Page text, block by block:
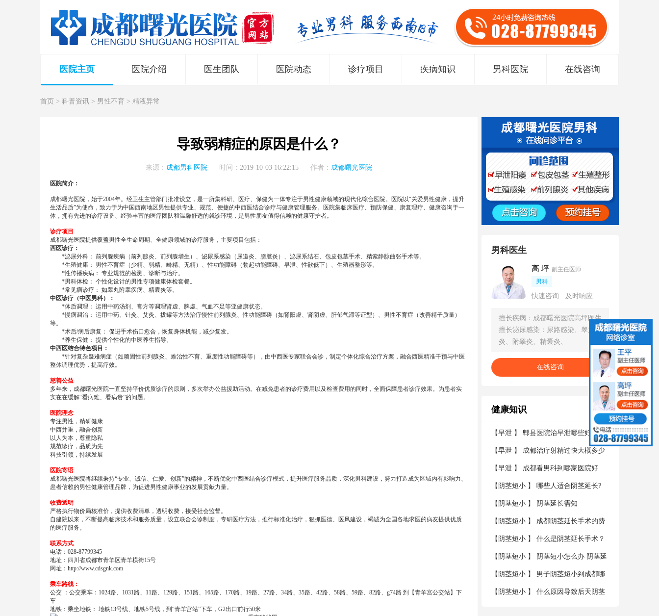
医院主页 医院介绍 医生团队 医院动态 诊疗项目 疾病知识 男科医院 在线咨询
首页 > 科普资讯 > 男性不育 > 精液异常
导致弱精症的原因是什么？
来源： 成都男科医院 时间： 2019-10-03 16:22:15 作者： 成都曙光医院
医院简介：
成都曙光医院，始于2004年。经卫生主管部门批准设立，是一所集科研、医疗、保健为一体专注于男性健康领域的现代化综合医院。医院以“关爱男性健康，提升
生活品质”为使命，致力于为中国西南地区男性提供专业、规范、便捷的中西医结合诊疗与健康管理服务。医院集临床医疗、预防保健、康复理疗、健康咨询于一
体，拥有先进的诊疗设备、经验丰富的医疗团队和温馨舒适的就诊环境，是男性朋友值得信赖的健康守护者。
诊疗项目
成都曙光医院提供覆盖男性全生命周期、全健康领域的诊疗服务，主要项目包括：
西医诊疗：
*泌尿外科： 前列腺疾病（前列腺炎、前列腺增生）、泌尿系感染（尿道炎、膀胱炎）、泌尿系结石、包皮包茎手术、精索静脉曲张手术等。
*生殖健康： 男性不育症（少精、弱精、畸精、无精）、性功能障碍（勃起功能障碍、早泄、性欲低下）、生殖器整形等。
*性传播疾病： 专业规范的检测、诊断与治疗。
*男科体检： 个性化设计的男性专项健康体检套餐。
*常见病诊疗： 如睾丸附睾疾病、精囊炎等。
中医诊疗（中医男科）：
*体质调理： 运用中药汤剂、膏方等调理肾虚、脾虚、气血不足等亚健康状态。
*慢病调治： 运用中药、针灸、艾灸、拔罐等方法治疗慢性前列腺炎、性功能障碍（如肾阳虚、肾阴虚、肝郁气滞等证型）、男性不育症（改善精子质量）
等。
*术后/病后康复： 促进手术伤口愈合，恢复身体机能，减少复发。
*养生保健： 提供个性化的中医养生指导。
中西医结合特色项目：
*针对复杂疑难病症（如顽固性前列腺炎、难治性不育、重度性功能障碍等），由中西医专家联合会诊，制定个体化综合治疗方案，融合西医精准干预与中医
整体调理优势，提高疗效。
慈善公益
多年来，成都曙光医院一直坚持平价优质诊疗的原则，多次举办公益援助活动。在减免患者的诊疗费用以及检查费用的同时，全面保障患者诊疗效果。为患者实
实在在缓解“看病难、看病贵”的问题。
医院理念
专注男性，精研健康
中西并重，融合创新
以人为本，尊重隐私
规范诊疗，品质为先
科技引领，持续发展
医院寄语
成都曙光医院将继续秉持“专业、诚信、仁爱、创新”的精神，不断优化中西医结合诊疗模式，提升医疗服务品质，深化男科建设，努力打造成为区域内有影响力、
患者信赖的男性健康管理品牌，为促进男性健康事业的发展贡献力量。
收费透明
严格执行物价局核准价，提供收费清单，透明收费，接受社会监督。
自建院以来，不断提高临床技术和服务质量，设立联合会诊制度，专研医疗方法，推行标准化治疗，狠抓医德、医风建设，竭诚为全国各地求医的病友提供优质
的医疗服务。
联系方式
电话：028-87799345
地址：四川省成都市青羊区青羊横街15号
网址： http://www.cdsgnk.com
乘车路线：
公交 ：公交乘车：1024路、1031路、11路、129路、151路、165路、170路、19路、27路、34路、35路、42路、58路、59路、82路、g74路 到【青羊宫公交站】下
车
地铁：乘坐地铁： 地铁13号线、地铁5号线，到“青羊宫站”下车，G2出口前行50米
男科医生
高 坪 副主任医师
男科
快速咨询 · 及时响应
擅长疾病：成都曙光医院高坪医生
擅长泌尿感染：尿路感染、睾丸
炎、附睾炎、精囊炎、
在线咨询
健康知识 更多
【早泄 】 郫县医院治早泄哪些好
【早泄 】 成都治疗射精过快大概多少
钱
【早泄 】 成都看男科到哪家医院好
【 阴茎短小 】 哪些人适合阴茎延长?
【 阴茎短小 】 阴茎延长需知
【 阴茎短小 】 成都阴茎延长手术的费
用？
【 阴茎短小 】 什么是阴茎延长手术？
【 阴茎短小 】 阴茎短小怎么办 阴茎延
长术帮您解决烦恼
【 阴茎短小 】 男子阴茎短小到成都哪
家医院看好
【 阴茎短小 】 什么原因导致后天阴茎